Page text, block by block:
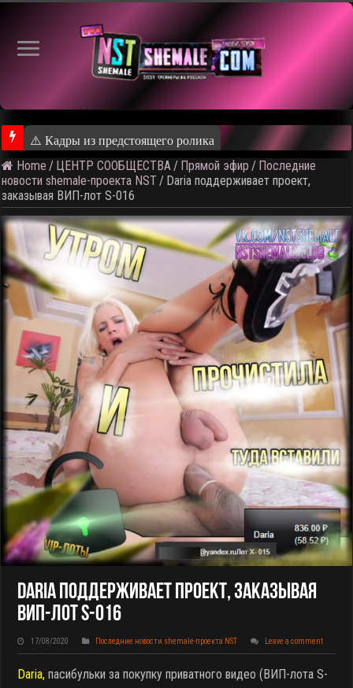
⚠️ Кадры из предстоящего ролика
Home / ЦЕНТР СООБЩЕСТВА / Прямой эфир / Последние
новости shemale-проекта NST / Daria поддерживает проект,
заказывая ВИП-лот S-016
Daria Поддерживает Проект, Заказывая
ВИП-Лот S-016
17/08/2020 Последние новости shemale-проекта NST Leave a comment
Daria,пасибульки за покупку приватного видео (ВИП-лота S-